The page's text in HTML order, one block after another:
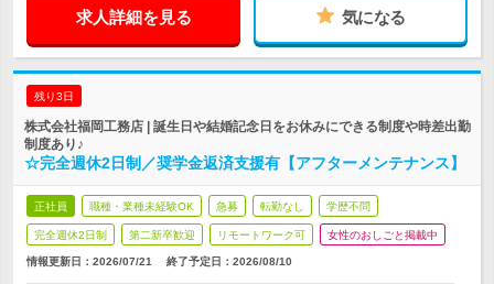
求人詳細を見る 気になる
残り3日
株式会社福岡工務店 | 誕生日や結婚記念日をお休みにできる制度や時差出勤
制度あり♪
☆完全週休2日制／奨学金返済支援有【アフターメンテナンス】
正社員 職種・業種未経験OK 急募 転勤なし 学歴不問
完全週休2日制 第二新卒歓迎 リモートワーク可 女性のおしごと掲載中
情報更新日：2026/07/21 終了予定日： 2026/08/10